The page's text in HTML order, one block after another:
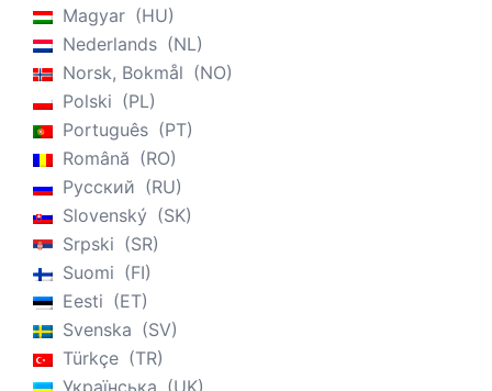
Magyar
HU
Nederlands
NL
Norsk, Bokmål
NO
Polski
PL
Português
PT
Română
RO
Русский
RU
Slovenský
SK
Srpski
SR
Suomi
FI
Eesti
ET
Svenska
SV
Türkçe
TR